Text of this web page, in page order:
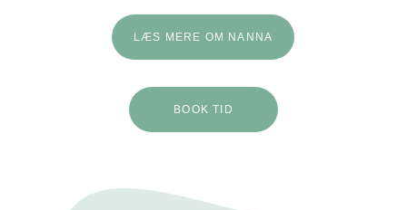
LÆS MERE OM NANNA
BOOK TID